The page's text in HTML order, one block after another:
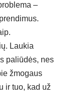
–
Laukia
paliūdės, nes
žmogaus
ir tuo, kad už